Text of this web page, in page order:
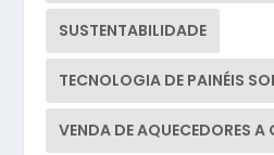
SUSTENTABILIDADE
TECNOLOGIA DE PAINÉIS
VENDA DE AQUECEDORES A